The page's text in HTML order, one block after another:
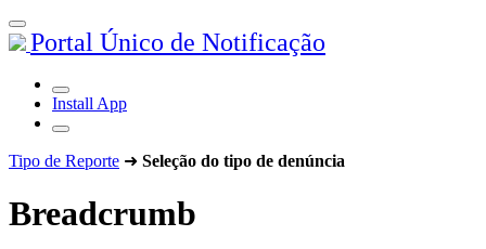
Portal Único de Notificação
Install App
Tipo de Reporte ➜ Seleção do tipo de denúncia
Breadcrumb